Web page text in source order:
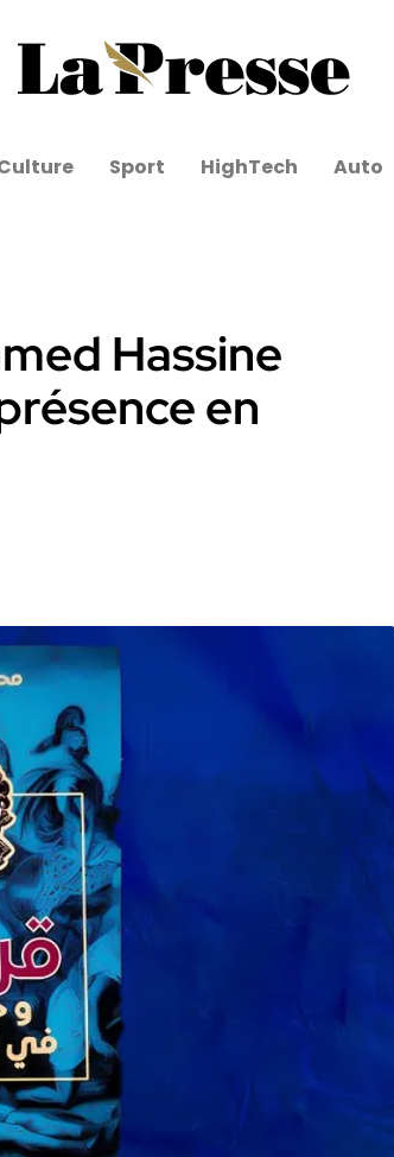
Sport HighTech Auto
Hassine
en